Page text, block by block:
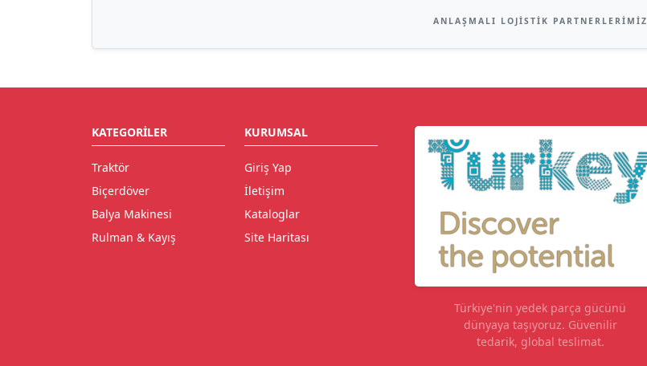
ANLAŞMALI LOJISTIK PARTNERLERIMIZ
KATEGORILER
Traktör
Biçerdöver
Balya Makinesi
Rulman & Kayış
KURUMSAL
Giriş Yap
İletişim
Kataloglar
Site Haritası
Türkiye'nin yedek parça gücünü
dünyaya taşıyoruz. Güvenilir
tedarik, global teslimat.